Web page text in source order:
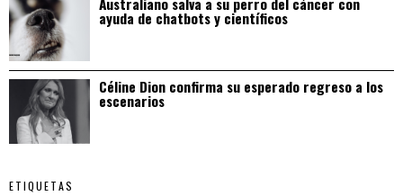
ayuda de chatbots y científicos
Céline Dion confirma su esperado regreso a los
escenarios
ETIQUETAS